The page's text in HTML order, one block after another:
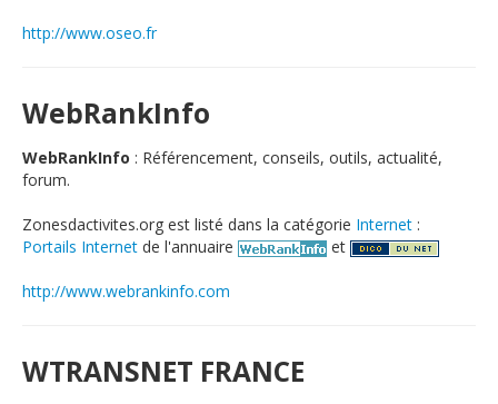
http://www.oseo.fr
WebRankInfo
WebRankInfo : Référencement, conseils, outils, actualité,
forum.
Zonesdactivites.org est listé dans la catégorie Internet :
Portails Internet de l'annuaire et
http://www.webrankinfo.com
WTRANSNET FRANCE